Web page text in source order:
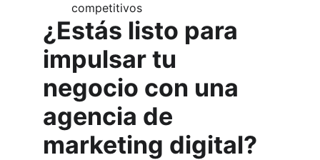
competitivos
¿Estás listo para
impulsar tu
negocio con una
agencia de
marketing digital?